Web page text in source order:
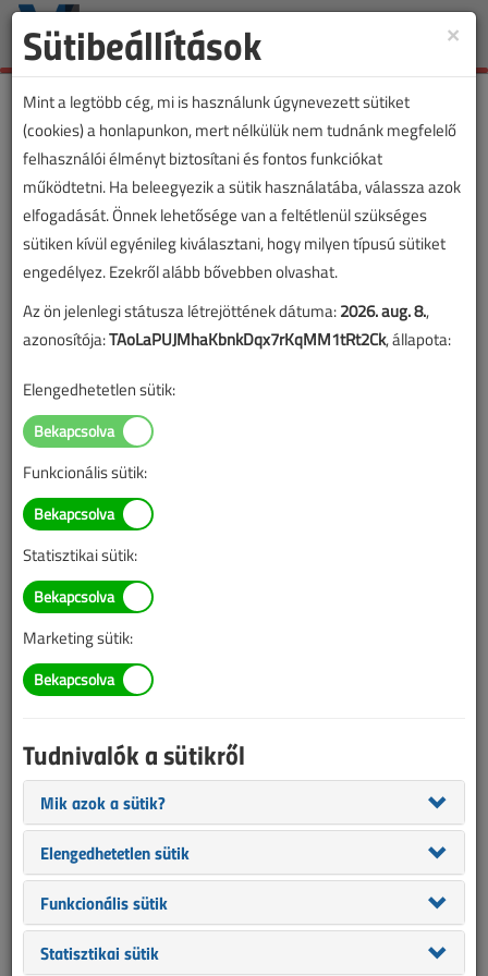
Toggle
Megújul az Óbudai Egyetem
Kandó kollégiuma
2017. november 20. |
Az alábbi tartalom archív, 9 éve frissült utoljára. A cikkben szereplő
információk mára aktualitásukat veszíthették, valamint a tartalom
helyenként hiányos lehet (képek, táblázatok stb.).
×
Sütibeállítások
Mint a legtöbb cég, mi is használunk úgynevezett sütiket
(cookies) a honlapunkon, mert nélkülük nem tudnánk megfelelő
felhasználói élményt biztosítani és fontos funkciókat
működtetni. Ha beleegyezik a sütik használatába, válassza azok
elfogadását. Önnek lehetősége van a feltétlenül szükséges
sütiken kívül egyénileg kiválasztani, hogy milyen típusú sütiket
engedélyez. Ezekről alább bővebben olvashat.
Az ön jelenlegi státusza létrejöttének dátuma:2026. aug. 8.,
azonosítója:TAoLaPUJMhaKbnkDqx7rKqMM1tRt2Ck, állapota:
Elengedhetetlen sütik:
Funkcionális sütik:
Statisztikai sütik:
Marketing sütik:
Tudnivalók a sütikről
Mik azok a sütik?
Elengedhetetlen sütik
Funkcionális sütik
Statisztikai sütik